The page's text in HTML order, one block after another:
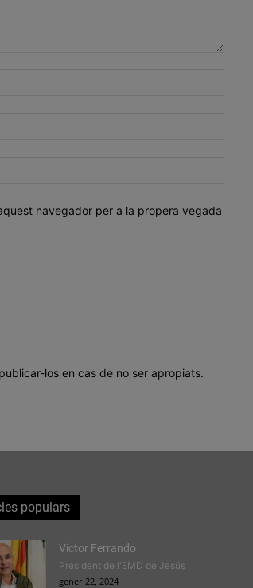
navegador per a la propera vegada
los en cas de no ser apropiats.
populars
Victor Ferrando
President de l'EMD de Jesús
gener 22, 2024